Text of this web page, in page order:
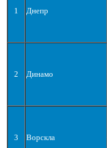
1 Днепр
2 Динамо
3 Ворскла